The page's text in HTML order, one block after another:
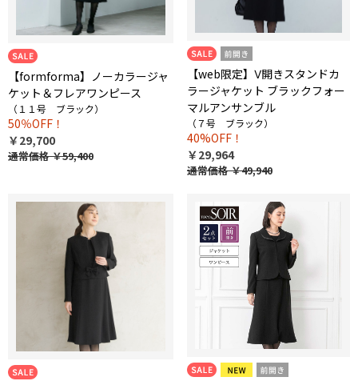
【formforma】ノーカラージャ
ケット＆フレアワンピース
（１１号 ブラック）
50％OFF！
￥29,700
通常価格￥59,400
【web限定】Ⅴ開きスタンドカ
ラージャケット ブラックフォー
マルアンサンブル
（７号 ブラック）
40%OFF！
￥29,964
通常価格￥49,940